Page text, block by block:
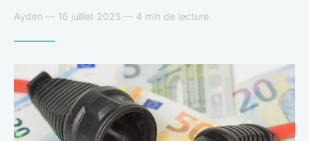
Ayden — 16 juillet 2025 — 4 min de lecture